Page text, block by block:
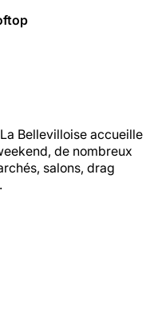
Bellevilloise accueille
de nombreux
salons, drag